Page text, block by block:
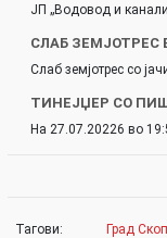
ЈП „Водовод и
СЛАБ ЗЕМЈОТРЕС
Слаб земјотрес со
ТИНЕЈЏЕР СО
На 27.07.20226 во
Тагови:
Град